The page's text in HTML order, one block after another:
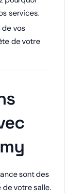
services.
vos
de votre
sont des
votre salle.